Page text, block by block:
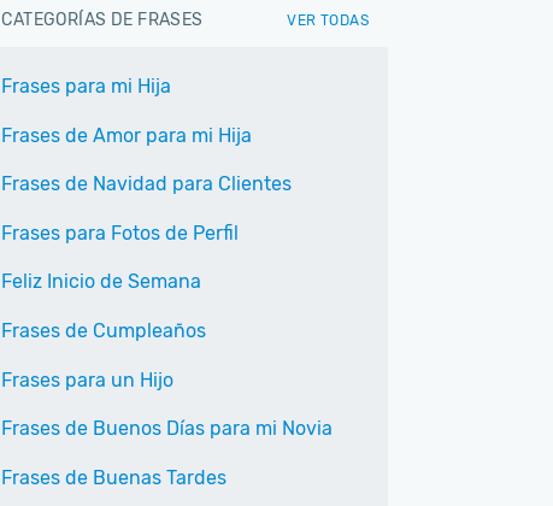
CATEGORÍAS DE FRASES VER TODAS
Frases para mi Hija
Frases de Amor para mi Hija
Frases de Navidad para Clientes
Frases para Fotos de Perfil
Feliz Inicio de Semana
Frases de Cumpleaños
Frases para un Hijo
Frases de Buenos Días para mi Novia
Frases de Buenas Tardes